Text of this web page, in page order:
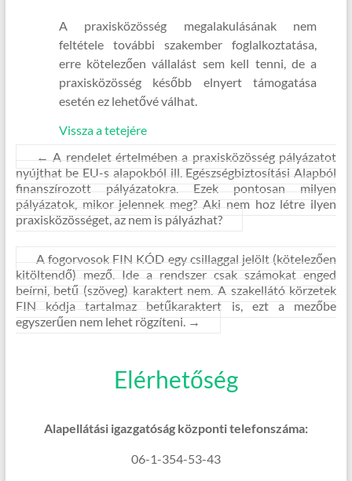
A praxisközösség megalakulásának nem
feltétele további szakember foglalkoztatása,
erre kötelezően vállalást sem kell tenni, de a
praxisközösség később elnyert támogatása
esetén ez lehetővé válhat.
Vissza a tetejére
← A rendelet értelmében a praxisközösség pályázatot
nyújthat be EU-s alapokból ill. Egészségbiztosítási Alapból
finanszírozott pályázatokra. Ezek pontosan milyen
pályázatok, mikor jelennek meg? Aki nem hoz létre ilyen
praxisközösséget, az nem is pályázhat?
A fogorvosok FIN KÓD egy csillaggal jelölt (kötelezően
kitöltendő) mező. Ide a rendszer csak számokat enged
beírni, betű (szöveg) karaktert nem. A szakellátó körzetek
FIN kódja tartalmaz betűkaraktert is, ezt a mezőbe
egyszerűen nem lehet rögzíteni. →
Elérhetőség
Alapellátási igazgatóság központi telefonszáma:
06-1-354-53-43